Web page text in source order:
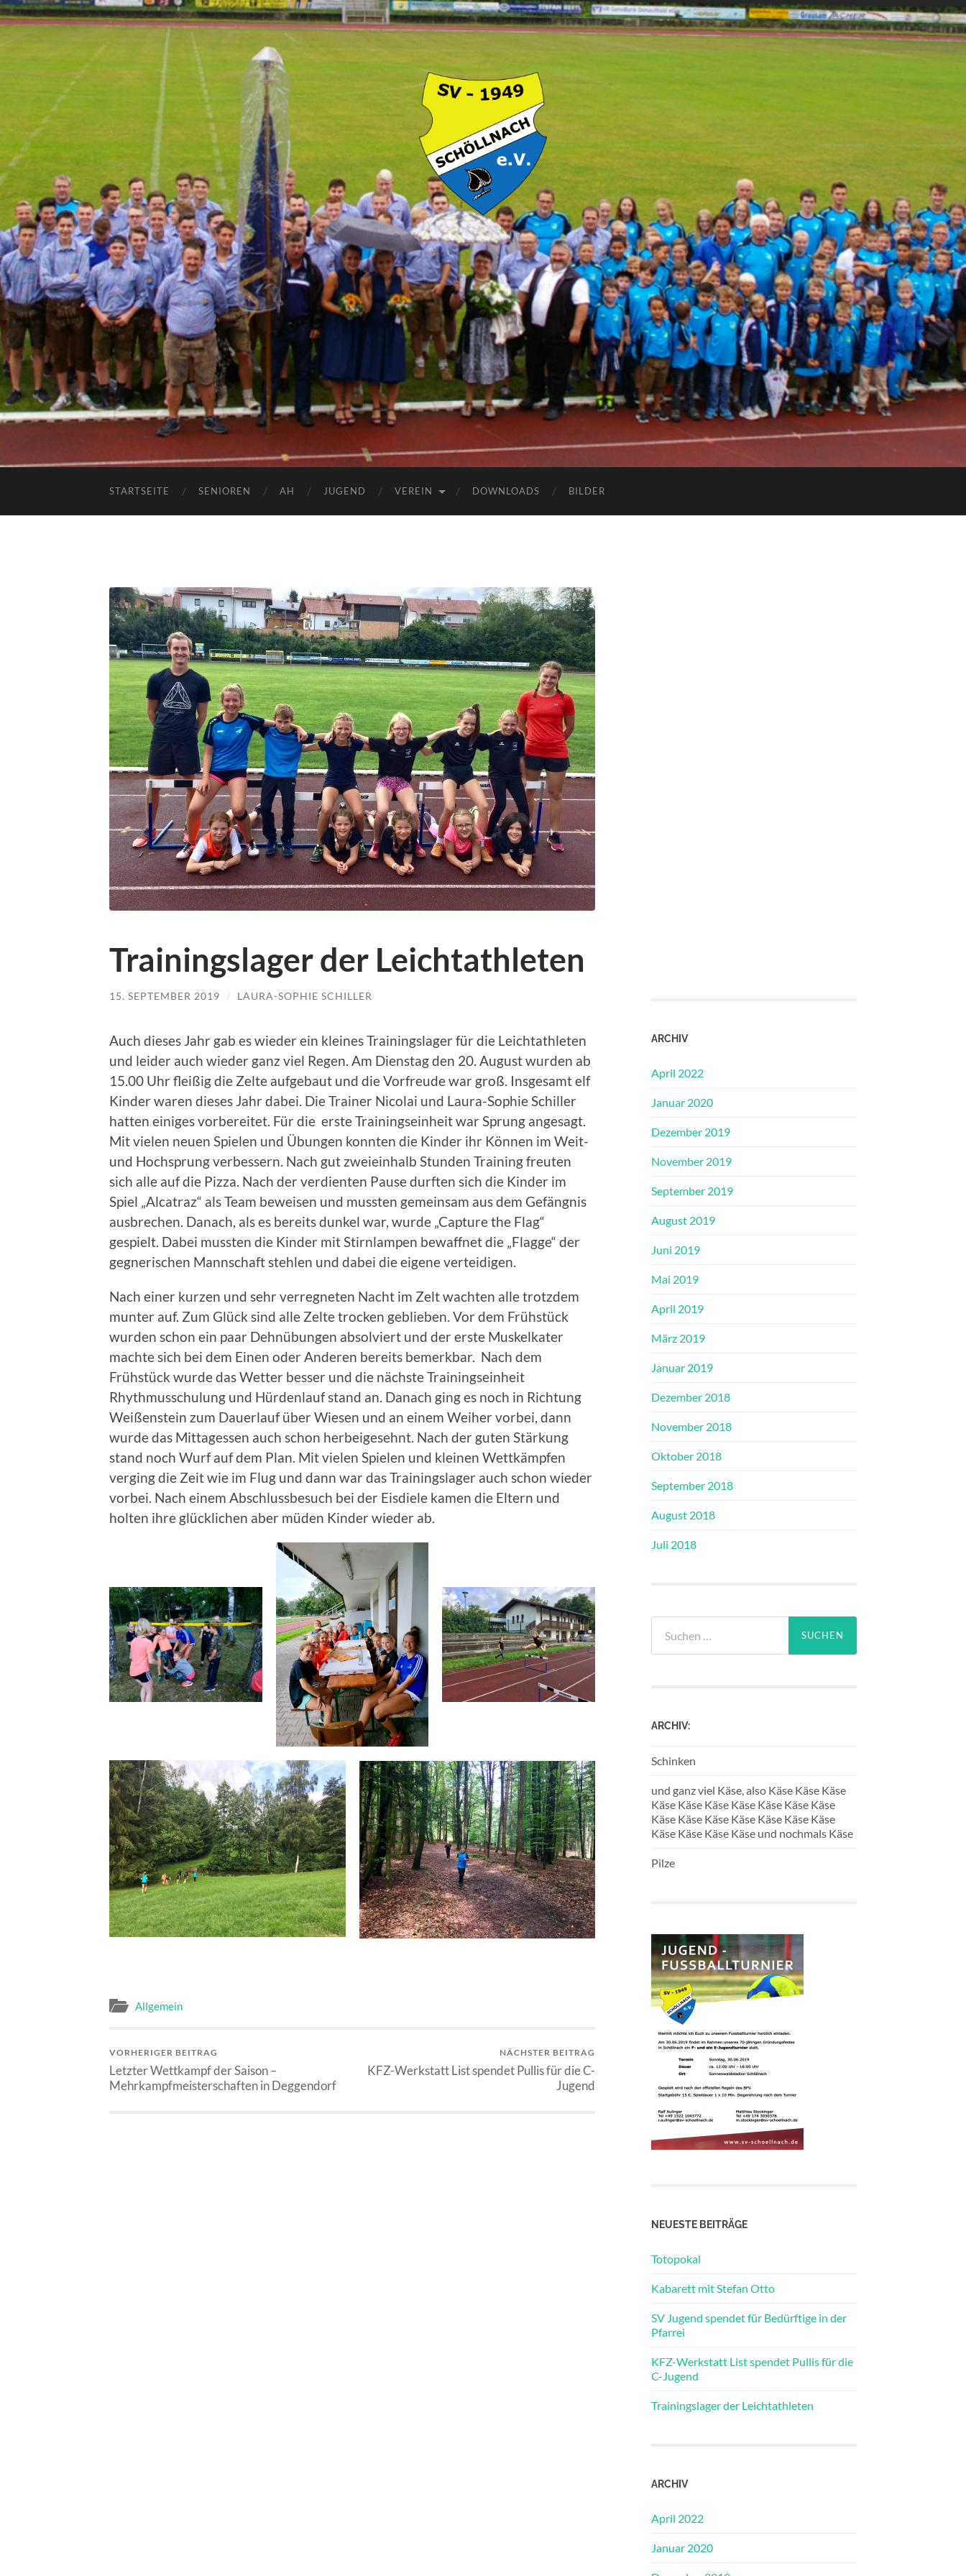
SV
Schöllnach
STARTSEITE SENIOREN AH JUGEND VEREIN DOWNLOADS BILDER
Trainingslager der Leichtathleten
15. SEPTEMBER 2019 / LAURA-SOPHIE SCHILLER
Auch dieses Jahr gab es wieder ein kleines Trainingslager für die Leichtathleten
und leider auch wieder ganz viel Regen. Am Dienstag den 20. August wurden ab
15.00 Uhr fleißig die Zelte aufgebaut und die Vorfreude war groß. Insgesamt elf
Kinder waren dieses Jahr dabei. Die Trainer Nicolai und Laura-Sophie Schiller
hatten einiges vorbereitet. Für die erste Trainingseinheit war Sprung angesagt.
Mit vielen neuen Spielen und Übungen konnten die Kinder ihr Können im Weit-
und Hochsprung verbessern. Nach gut zweieinhalb Stunden Training freuten
sich alle auf die Pizza. Nach der verdienten Pause durften sich die Kinder im
Spiel „Alcatraz“ als Team beweisen und mussten gemeinsam aus dem Gefängnis
ausbrechen. Danach, als es bereits dunkel war, wurde „Capture the Flag“
gespielt. Dabei mussten die Kinder mit Stirnlampen bewaffnet die „Flagge“ der
gegnerischen Mannschaft stehlen und dabei die eigene verteidigen.
Nach einer kurzen und sehr verregneten Nacht im Zelt wachten alle trotzdem
munter auf. Zum Glück sind alle Zelte trocken geblieben. Vor dem Frühstück
wurden schon ein paar Dehnübungen absolviert und der erste Muskelkater
machte sich bei dem Einen oder Anderen bereits bemerkbar. Nach dem
Frühstück wurde das Wetter besser und die nächste Trainingseinheit
Rhythmusschulung und Hürdenlauf stand an. Danach ging es noch in Richtung
Weißenstein zum Dauerlauf über Wiesen und an einem Weiher vorbei, dann
wurde das Mittagessen auch schon herbeigesehnt. Nach der guten Stärkung
stand noch Wurf auf dem Plan. Mit vielen Spielen und kleinen Wettkämpfen
verging die Zeit wie im Flug und dann war das Trainingslager auch schon wieder
vorbei. Nach einem Abschlussbesuch bei der Eisdiele kamen die Eltern und
holten ihre glücklichen aber müden Kinder wieder ab.
Allgemein
VORHERIGER BEITRAG
Letzter Wettkampf der Saison –
Mehrkampfmeisterschaften in Deggendorf
NÄCHSTER BEITRAG
KFZ-Werkstatt List spendet Pullis für die C-
Jugend
ARCHIV
April 2022
Januar 2020
Dezember 2019
November 2019
September 2019
August 2019
Juni 2019
Mai 2019
April 2019
März 2019
Januar 2019
Dezember 2018
November 2018
Oktober 2018
September 2018
August 2018
Juli 2018
nach:
ARCHIV:
Schinken
und ganz viel Käse, also Käse Käse Käse
Käse Käse Käse Käse Käse Käse Käse
Käse Käse Käse Käse Käse Käse Käse
Käse Käse Käse Käse und nochmals Käse
Pilze
NEUESTE BEITRÄGE
Totopokal
Kabarett mit Stefan Otto
SV Jugend spendet für Bedürftige in der
Pfarrei
KFZ-Werkstatt List spendet Pullis für die
C-Jugend
Trainingslager der Leichtathleten
ARCHIV
April 2022
Januar 2020